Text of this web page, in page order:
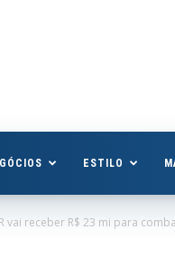
ESTILO
vai receber R$ 23 mi para